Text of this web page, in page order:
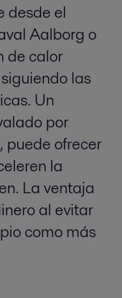
desde el
Aalborg o
de calor
las
Un
por
puede ofrecer
la
La ventaja
al evitar
como más